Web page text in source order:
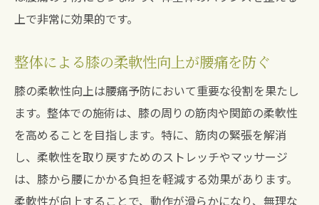
整体による膝の変形改善が腰痛を根本から解決
整体治療で膝の変形を改善し腰痛を根本解
決
膝の変形改善による腰痛対策を整体で行う
整体による膝の変形治療で腰痛の再発を防
ぐ
腰痛治療の鍵は膝の変形改善にあり
上で非常に効果的です。
整体による膝の柔軟性向上が腰痛を防ぐ
膝の柔軟性向上は腰痛予防において重要な役割を果たし
ます。整体での施術は、膝の周りの筋肉や関節の柔軟性
を高めることを目指します。特に、筋肉の緊張を解消
し、柔軟性を取り戻すためのストレッチやマッサージ
は、膝から腰にかかる負担を軽減する効果があります。
柔軟性が向上することで、動作が滑らかになり、無理な